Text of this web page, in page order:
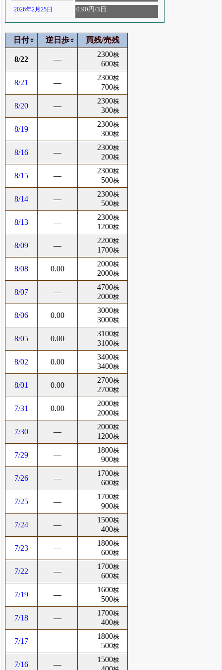
2026年2月25日 0.90円/3日
日付 逆日歩 買残/売残
8/22 ―
2300株
600株
8/21 ―
2300株
700株
8/20 ―
2300株
300株
8/19 ―
2300株
300株
8/16 ―
2300株
200株
8/15 ―
2300株
500株
8/14 ―
2300株
500株
8/13 ―
2300株
1200株
8/09 ―
2200株
1700株
8/08 0.00
2000株
2000株
8/07 ―
4700株
2000株
8/06 0.00
3000株
3000株
8/05 0.00
3100株
3100株
8/02 0.00
3400株
3400株
8/01 0.00
2700株
2700株
7/31 0.00
2000株
2000株
7/30 ―
2000株
1200株
7/29 ―
1800株
900株
7/26 ―
1700株
600株
7/25 ―
1700株
900株
7/24 ―
1500株
400株
7/23 ―
1800株
600株
7/22 ―
1700株
600株
7/19 ―
1600株
500株
7/18 ―
1700株
400株
7/17 ―
1800株
500株
7/16 ―
1500株